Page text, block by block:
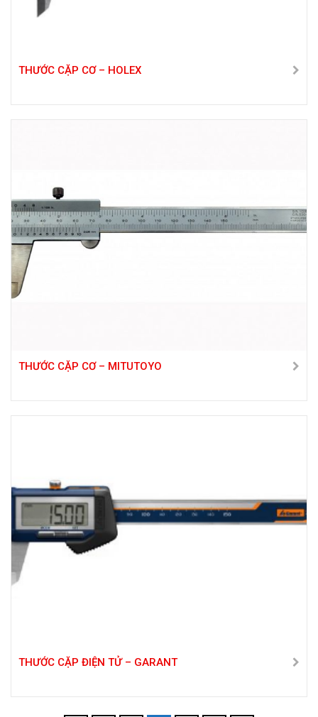
THƯỚC CẶP CƠ – HOLEX
THƯỚC CẶP CƠ – MITUTOYO
THƯỚC CẶP ĐIỆN TỬ – GARANT